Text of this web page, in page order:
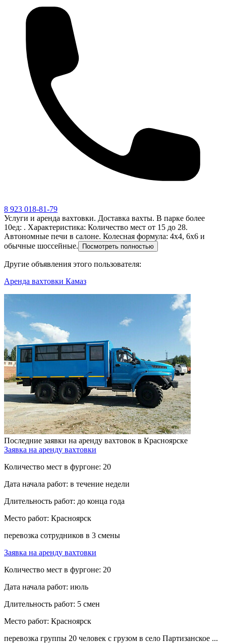
8 923 018-81-79
Услуги и аренда вахтовки. Доставка вахты. В парке более
10ед: . Характеристика: Количество мест от 15 до 28.
Автономные печи в салоне. Колесная формула: 4х4, 6х6 и
обычные шоссейные.
Посмотреть полностью
Другие объявления этого пользователя:
Аренда вахтовки Камаз
Последние заявки на аренду вахтовок в Красноярске
Заявка на аренду вахтовки
Количество мест в фургоне: 20
Дата начала работ: в течение недели
Длительность работ: до конца года
Место работ: Красноярск
перевозка сотрудников в 3 смены
Заявка на аренду вахтовки
Количество мест в фургоне: 20
Дата начала работ: июль
Длительность работ: 5 смен
Место работ: Красноярск
перевозка группы 20 человек с грузом в село Партизанское ...